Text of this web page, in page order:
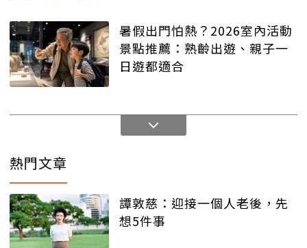
暑假出門怕熱？2026室內活動
景點推薦：熟齡出遊、親子一
日遊都適合
熱門文章
譚敦慈：迎接一個人老後，先
想5件事